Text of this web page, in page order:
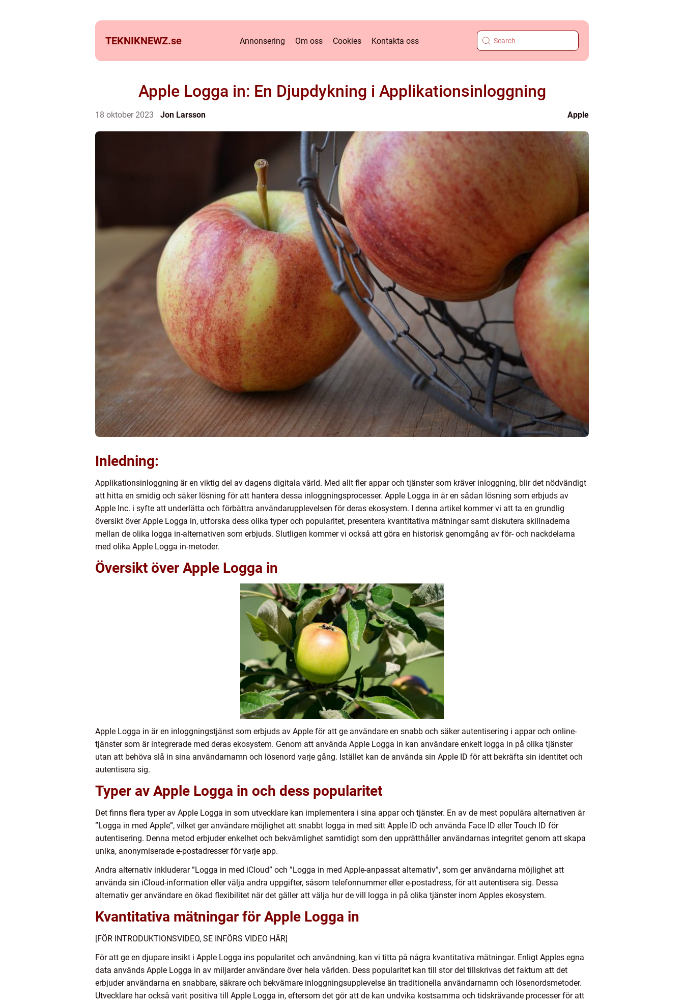
TEKNIKNEWZ.se Annonsering Om oss Cookies Kontakta oss
Apple Logga in: En Djupdykning i Applikationsinloggning
18 oktober 2023 Jon Larsson Apple
Inledning:
Applikationsinloggning är en viktig del av dagens digitala värld. Med allt fler appar och tjänster som kräver inloggning, blir det nödvändigt
att hitta en smidig och säker lösning för att hantera dessa inloggningsprocesser. Apple Logga in är en sådan lösning som erbjuds av
Apple Inc. i syfte att underlätta och förbättra användarupplevelsen för deras ekosystem. I denna artikel kommer vi att ta en grundlig
översikt över Apple Logga in, utforska dess olika typer och popularitet, presentera kvantitativa mätningar samt diskutera skillnaderna
mellan de olika logga in-alternativen som erbjuds. Slutligen kommer vi också att göra en historisk genomgång av för- och nackdelarna
med olika Apple Logga in-metoder.
Översikt över Apple Logga in
Apple Logga in är en inloggningstjänst som erbjuds av Apple för att ge användare en snabb och säker autentisering i appar och online-
tjänster som är integrerade med deras ekosystem. Genom att använda Apple Logga in kan användare enkelt logga in på olika tjänster
utan att behöva slå in sina användarnamn och lösenord varje gång. Istället kan de använda sin Apple ID för att bekräfta sin identitet och
autentisera sig.
Typer av Apple Logga in och dess popularitet
Det finns flera typer av Apple Logga in som utvecklare kan implementera i sina appar och tjänster. En av de mest populära alternativen är
”Logga in med Apple”, vilket ger användare möjlighet att snabbt logga in med sitt Apple ID och använda Face ID eller Touch ID för
autentisering. Denna metod erbjuder enkelhet och bekvämlighet samtidigt som den upprätthåller användarnas integritet genom att skapa
unika, anonymiserade e-postadresser för varje app.
Andra alternativ inkluderar ”Logga in med iCloud” och ”Logga in med Apple-anpassat alternativ”, som ger användarna möjlighet att
använda sin iCloud-information eller välja andra uppgifter, såsom telefonnummer eller e-postadress, för att autentisera sig. Dessa
alternativ ger användare en ökad flexibilitet när det gäller att välja hur de vill logga in på olika tjänster inom Apples ekosystem.
Kvantitativa mätningar för Apple Logga in
[FÖR INTRODUKTIONSVIDEO, SE INFÖRS VIDEO HÄR]
För att ge en djupare insikt i Apple Logga ins popularitet och användning, kan vi titta på några kvantitativa mätningar. Enligt Apples egna
data används Apple Logga in av miljarder användare över hela världen. Dess popularitet kan till stor del tillskrivas det faktum att det
erbjuder användarna en snabbare, säkrare och bekvämare inloggningsupplevelse än traditionella användarnamn och lösenordsmetoder.
Utvecklare har också varit positiva till Apple Logga in, eftersom det gör att de kan undvika kostsamma och tidskrävande processer för att